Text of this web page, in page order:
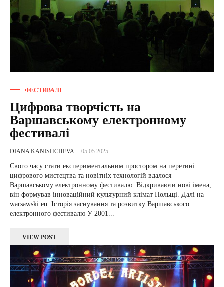
ФЕСТИВАЛІ
Цифрова творчість на
Варшавському електронному
фестивалі
DIANA KANISHCHEVA - 05.05.2025
Свого часу стати експериментальним простором на перетині
цифрового мистецтва та новітніх технологій вдалося
Варшавському електронному фестивалю. Відкриваючи нові імена,
він формував інноваційний культурний клімат Польщі. Далі на
warsawski.eu. Історія заснування та розвитку Варшавського
електронного фестивалю У 2001...
VIEW POST